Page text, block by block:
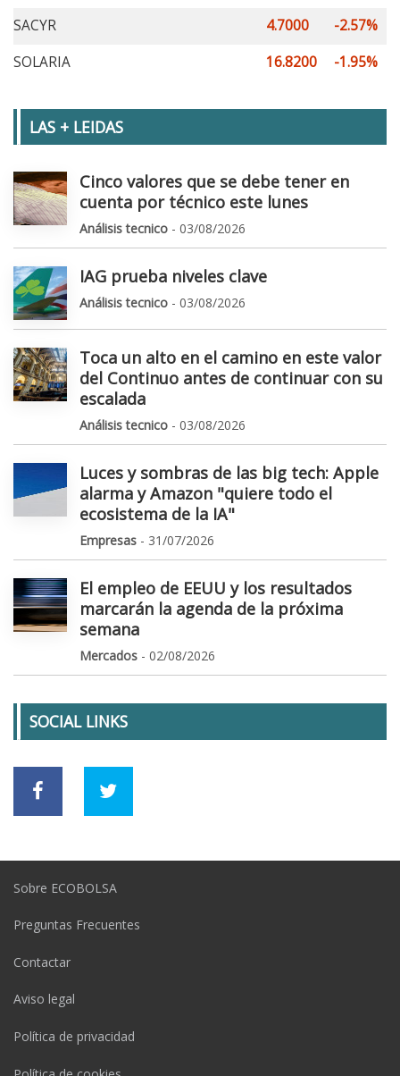
SACYR
4.7000
-2.57%
SOLARIA
16.8200 -1.95%
LAS + LEIDAS
Cinco valores que se debe tener en
cuenta por técnico este lunes
Análisis tecnico - 03/08/2026
IAG prueba niveles clave
Análisis tecnico - 03/08/2026
Toca un alto en el camino en este valor
del Continuo antes de continuar con su
escalada
Análisis tecnico - 03/08/2026
Luces y sombras de las big tech: Apple
alarma y Amazon "quiere todo el
ecosistema de la IA"
Empresas - 31/07/2026
El empleo de EEUU y los resultados
marcarán la agenda de la próxima
semana
Mercados - 02/08/2026
SOCIAL LINKS
Sobre ECOBOLSA
Preguntas Frecuentes
Contactar
Aviso legal
Política de privacidad